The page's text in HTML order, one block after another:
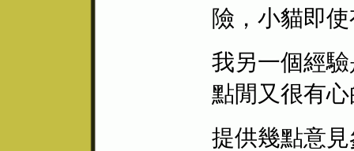
險，小貓即
我另一個經
點閒又很有
提供幾點意